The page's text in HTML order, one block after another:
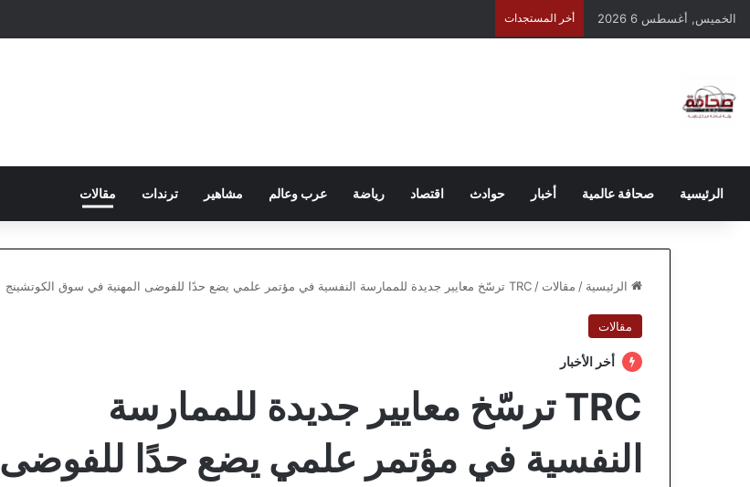
الخميس, أغسطس 6 2026 أخر المستجدات
الرئيسية صحافة عالمية أخبار حوادث اقتصاد رياضة عرب وعالم مشاهير ترندات مقالات
الرئيسية / مقالات / TRC ترسّخ معايير جديدة للممارسة النفسية في مؤتمر علمي يضع حدًا للفوضى المهنية في سوق الكوتشينج
مقالات
أخر الأخبار
TRC ترسّخ معايير جديدة للممارسة
النفسية في مؤتمر علمي يضع حدًا للفوضى